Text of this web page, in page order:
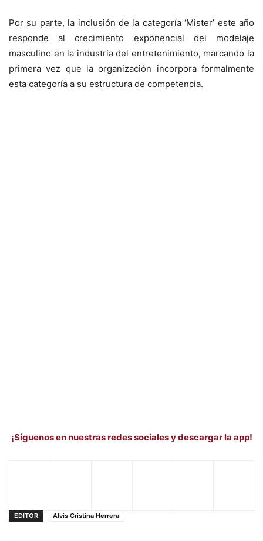
Por su parte, la inclusión de la categoría ‘Mister’ este año
responde al crecimiento exponencial del modelaje
masculino en la industria del entretenimiento, marcando la
primera vez que la organización incorpora formalmente
esta categoría a su estructura de competencia.
¡Síguenos en nuestras redes sociales y descargar la app!
EDITOR Alvis Cristina Herrera